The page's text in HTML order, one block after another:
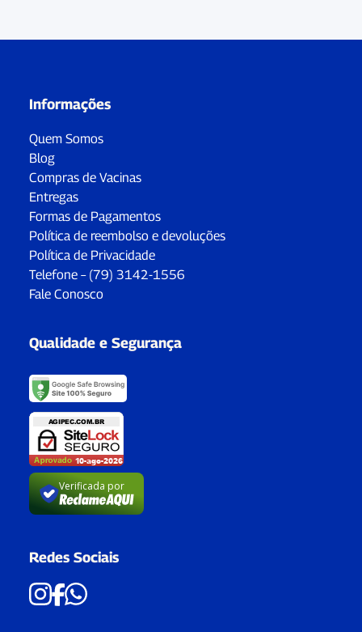
Informações
Quem Somos
Blog
Compras de Vacinas
Entregas
Formas de Pagamentos
Política de reembolso e devoluções
Política de Privacidade
Telefone – (79) 3142-1556
Fale Conosco
Qualidade e Segurança
Verificada por
Redes Sociais